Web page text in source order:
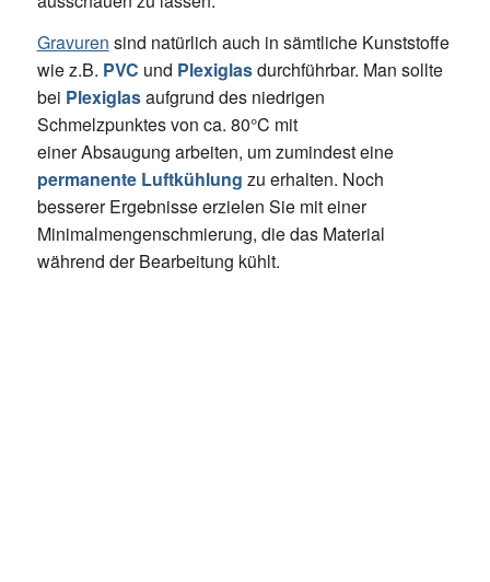
Gravuren sind natürlich auch in sämtliche Kunststoffe
wie z.B. PVC und Plexiglasdurchführbar. Man sollte
bei Plexiglasaufgrund des niedrigen
Schmelzpunktes von ca. 80°C mit
einer Absaugung arbeiten, um zumindest eine
permanente Luftkühlung zu erhalten. Noch
besserer Ergebnisse erzielen Sie mit einer
Minimalmengenschmierung, die das Material
während der Bearbeitung kühlt.